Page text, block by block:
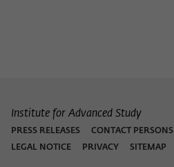
Institute for Advanced Study
PRESS RELEASES CONTACT PERSONS
LEGAL NOTICE
PRIVACY SITEMAP